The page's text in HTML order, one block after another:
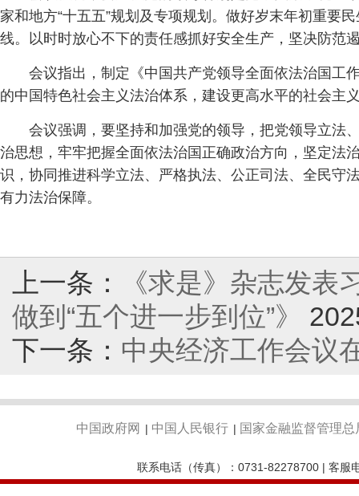
家和地方“十五五”规划及专项规划。做好岁末年初重要
线。以时时放心不下的责任感抓好安全生产，坚决防范
会议指出，制定《中国共产党领导全面依法治国工
的中国特色社会主义法治体系，建设更高水平的社会主
会议强调，要坚持和加强党的领导，把党领导立法
治思想，牢牢把握全面依法治国正确政治方向，坚定法
识，协同推进科学立法、严格执法、公正司法、全民守
有力法治保障。
上一条：
《求是》杂志发
做到“五个进一步到位”》
下一条： 中央经济工作会议
中国政府网 | 中国人民银行 | 国家金融监督管理总
联系电话（传真）：0731-82278700 | 客服